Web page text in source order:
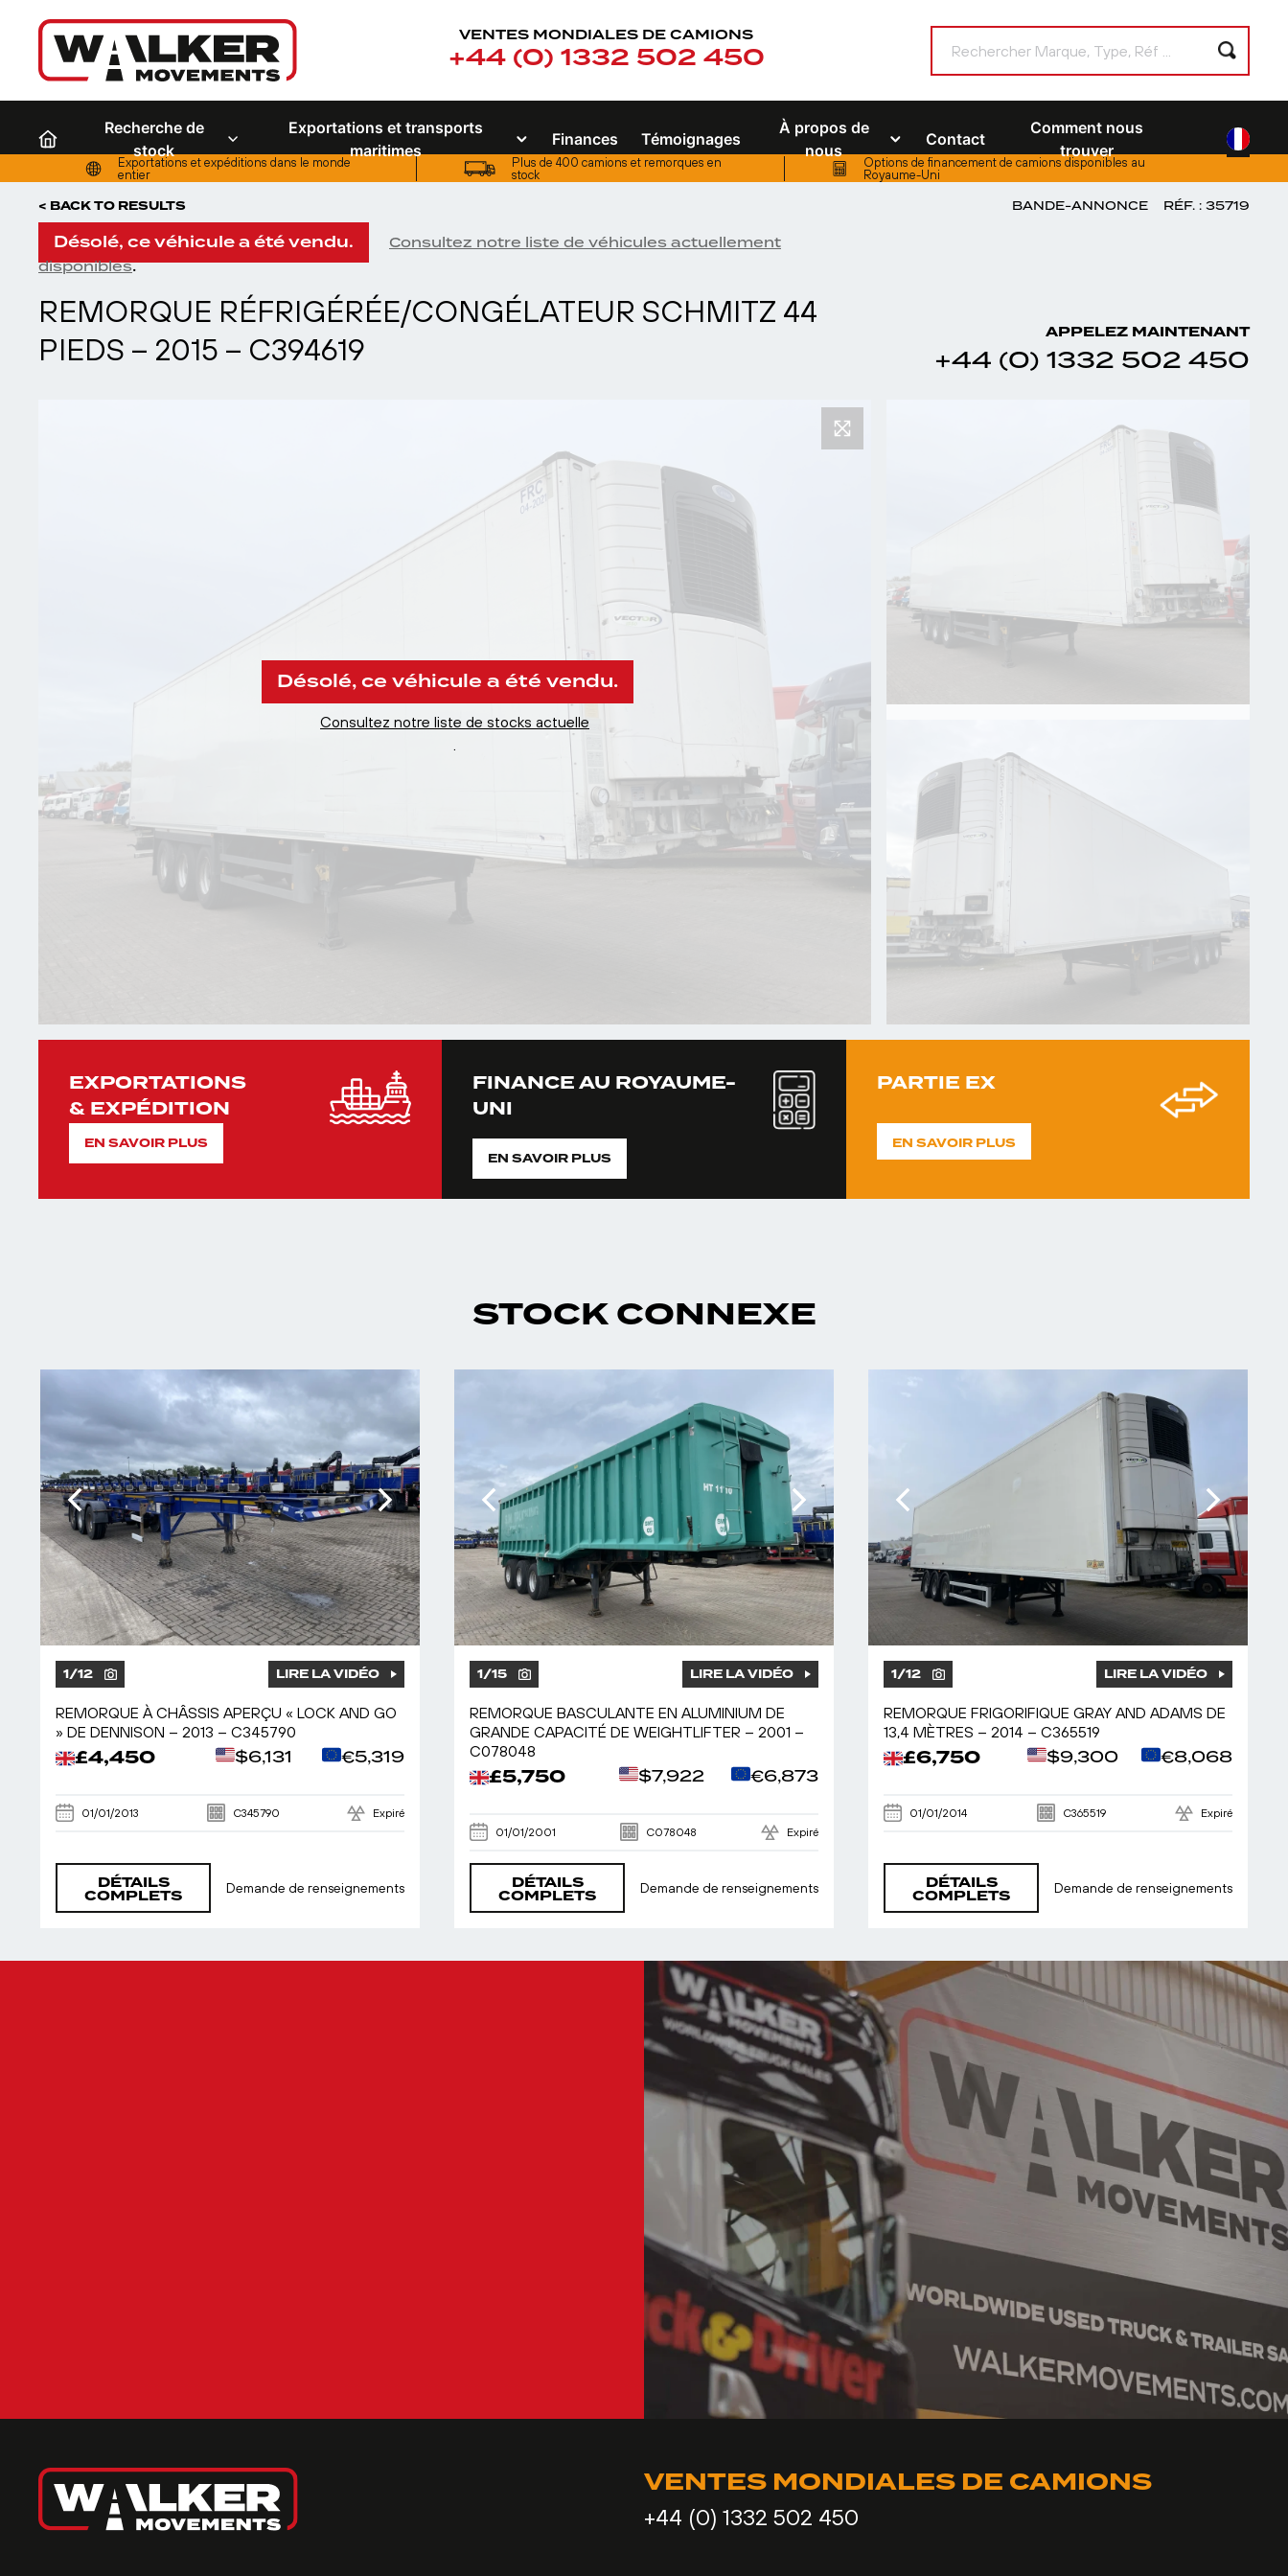
VENTES MONDIALES DE CAMIONS
+44 (0) 1332 502 450
Recherche de
stock
Exportations et transports
maritimes
Finances Témoignages
À propos de
nous
Contact
Comment nous
trouver
Exportations et expéditions dans le monde
entier
Plus de 400 camions et remorques en
stock
Options de financement de camions disponibles au
Royaume-Uni
Plus de 400 camions et remorques en stock
< BACK TO RESULTS BANDE-ANNONCE RÉF. : 35719
Désolé, ce véhicule a été vendu.
Consultez notre liste de véhicules actuellement
disponibles.
REMORQUE RÉFRIGÉRÉE/CONGÉLATEUR SCHMITZ 44
PIEDS – 2015 – C394619
APPELEZ MAINTENANT
+44 (0) 1332 502 450
Désolé, ce véhicule a été vendu.
Consultez notre liste de stocks actuelle
EXPORTATIONS
& EXPÉDITION
EN SAVOIR PLUS
FINANCE AU ROYAUME-
UNI
EN SAVOIR PLUS
PARTIE EX
EN SAVOIR PLUS
STOCK CONNEXE
1/12 LIRE LA VIDÉO
REMORQUE À CHÂSSIS APERÇU « LOCK AND GO
» DE DENNISON – 2013 – C345790
£4,450 $6,131 €5,319
01/01/2013 C345790 Expiré
DÉTAILS
COMPLETS Demande de renseignements
1/15 LIRE LA VIDÉO
REMORQUE BASCULANTE EN ALUMINIUM DE
GRANDE CAPACITÉ DE WEIGHTLIFTER – 2001 –
C078048
£5,750 $7,922 €6,873
01/01/2001 C078048 Expiré
DÉTAILS
COMPLETS Demande de renseignements
1/12 LIRE LA VIDÉO
REMORQUE FRIGORIFIQUE GRAY AND ADAMS DE
13,4 MÈTRES – 2014 – C365519
£6,750 $9,300 €8,068
01/01/2014 C365519 Expiré
DÉTAILS
COMPLETS Demande de renseignements
VENTES MONDIALES DE CAMIONS
+44 (0) 1332 502 450